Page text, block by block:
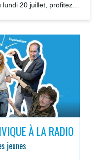
lundi 20 juillet, profitez
À LA RADIO
jeunes